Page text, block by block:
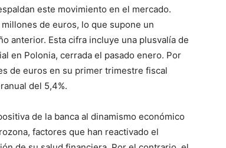
este movimiento en el mercado.
de euros, lo que supone un
anterior. Esta cifra incluye una plusvalía de
en Polonia, cerrada el pasado enero. Por
de euros en su primer trimestre fiscal
del 5,4%.
de la banca al dinamismo económico
factores que han reactivado el